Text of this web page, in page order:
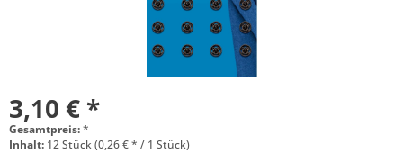
3,10 € *
Gesamtpreis:*
Inhalt: 12 Stück (0,26 € * / 1 Stück)